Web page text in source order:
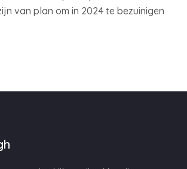
van plan om in 2024 te bezuinigen